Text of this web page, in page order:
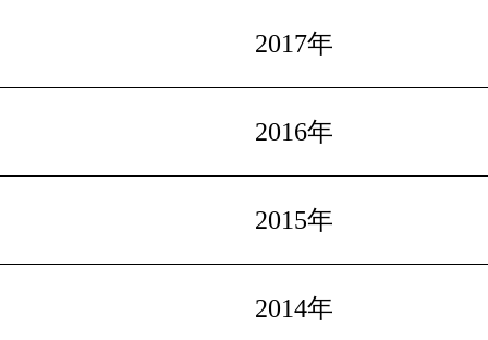
2017年
2016年
2015年
2014年